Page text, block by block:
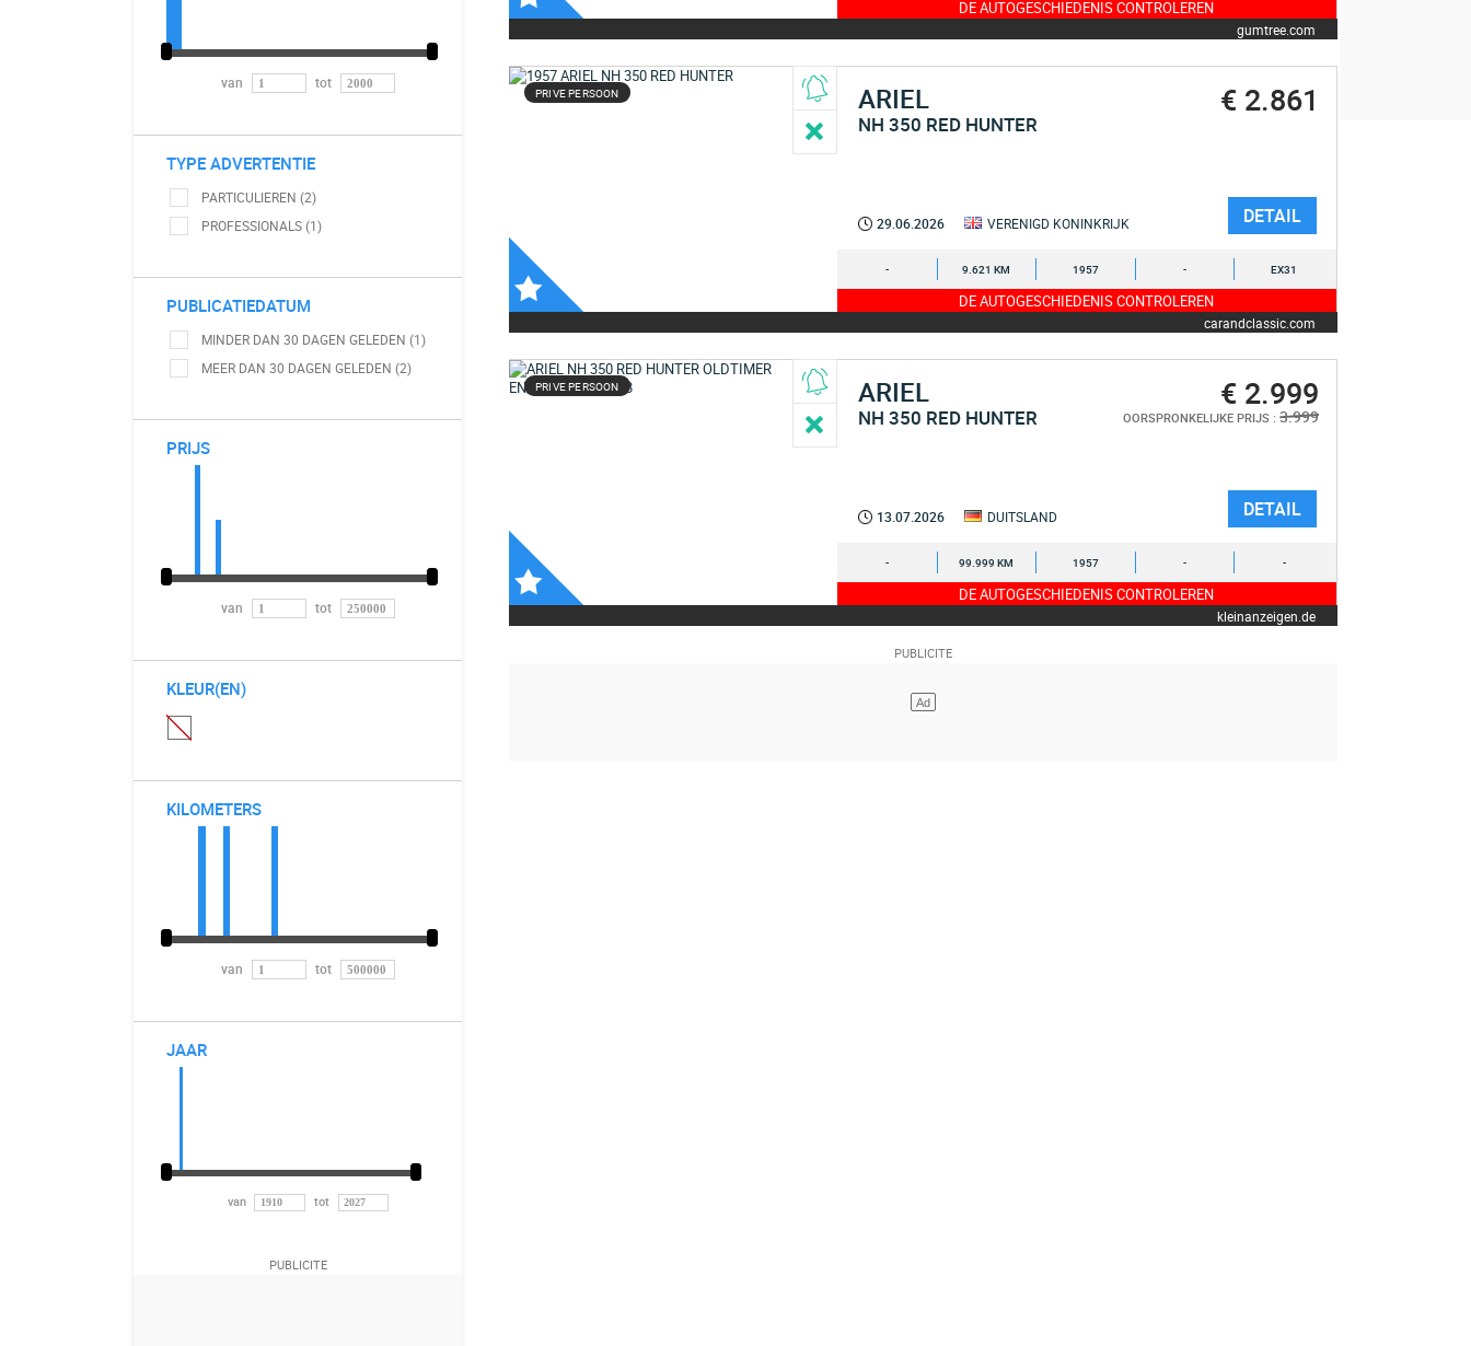
van tot
TYPE ADVERTENTIE
PARTICULIEREN (2)
PROFESSIONALS (1)
PUBLICATIEDATUM
MINDER DAN 30 DAGEN GELEDEN (1)
MEER DAN 30 DAGEN GELEDEN (2)
PRIJS
van tot
KLEUR(EN)
KILOMETERS
van tot
JAAR
DE AUTOGESCHIEDENIS CONTROLEREN
gumtree.com
PRIVE PERSOON ARIEL
NH 350 RED HUNTER
€ 2.861
29.06.2026 VERENIGD KONINKRIJK DETAIL
- 9.621 KM 1957 - EX31
DE AUTOGESCHIEDENIS CONTROLEREN
carandclassic.com
PRIVE PERSOON ARIEL
NH 350 RED HUNTER
€ 2.999
OORSPRONKELIJKE PRIJS : 3.999
13.07.2026 DUITSLAND DETAIL
- 99.999 KM 1957 - -
DE AUTOGESCHIEDENIS CONTROLEREN
kleinanzeigen.de